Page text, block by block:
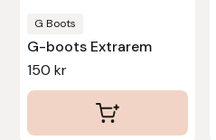
G Boots
G-boots Extrarem
150kr
produktsidan
Uhip
Vals